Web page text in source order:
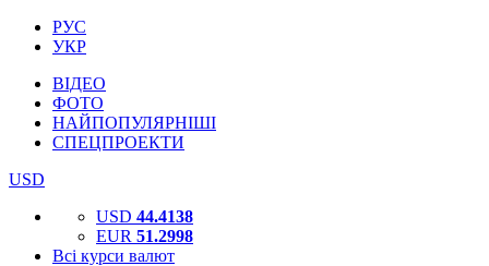
РУС
УКР
ВІДЕО
ФОТО
НАЙПОПУЛЯРНІШІ
СПЕЦПРОЕКТИ
USD
USD 44.4138
EUR 51.2998
Всі курси валют